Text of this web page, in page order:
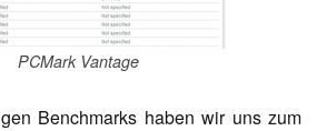
PCMark Vantage
Benchmarks haben wir uns zum